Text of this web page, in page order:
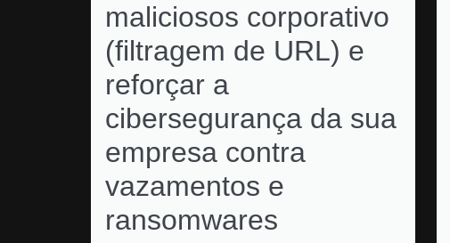
maliciosos corporativo
(filtragem de URL) e
reforçar a
cibersegurança da sua
empresa contra
vazamentos e
ransomwares